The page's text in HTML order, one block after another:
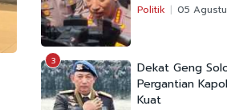
Politik 05
3
Dekat Geng
Pergantian
Kuat